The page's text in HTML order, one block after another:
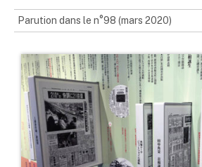
Parution dans le n°98 (mars 2020)